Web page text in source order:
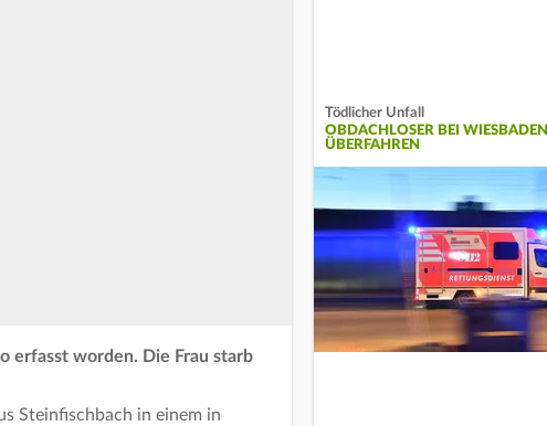
erfasst worden. Die Frau starb
Steinfischbach in einem in
Tödlicher Unfall
OBDACHLOSER BEI WIESBADEN
ÜBERFAHREN